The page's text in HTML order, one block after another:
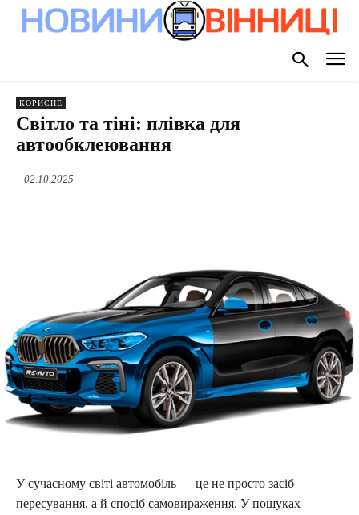
КОРИСНЕ
Світло та тіні: плівка для
автообклеювання
02.10.2025
У сучасному світі автомобіль — це не просто засіб
пересування, а й спосіб самовираження. У пошуках